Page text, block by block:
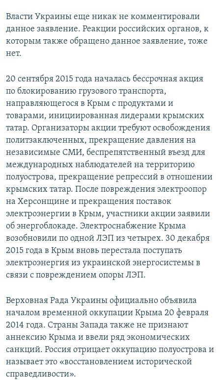
Власти Украины еще никак не комментировали
данное заявление. Реакции российских органов, к
которым также обращено данное заявление, тоже
нет.
20 сентября 2015 года началась бессрочная акция
по блокированию грузового транспорта,
направляющегося в Крым с продуктами и
товарами, инициированная лидерами крымских
татар. Организаторы акции требуют освобождения
политзаключенных, прекращение давления на
независимые СМИ, беспрепятственный въезд для
международных наблюдателей на территорию
полуострова, прекращение репрессий в отношении
крымских татар. После повреждения электроопор
на Херсонщине и прекращения поставок
электроэнергии в Крым, участники акции заявили
об энергоблокаде. Электроснабжение Крыма
возобновили по одной ЛЭП из четырех. 30 декабря
2015 года в Крым вновь перестала поступать
электроэнергия из украинской энергосистемы в
связи с повреждением опоры ЛЭП.
Верховная Рада Украины официально объявила
началом временной оккупации Крыма 20 февраля
2014 года. Страны Запада также не признают
аннексию Крыма и ввели ряд экономических
санкций. Россия отрицает оккупацию полуострова и
называет это «восстановлением исторической
справедливости».